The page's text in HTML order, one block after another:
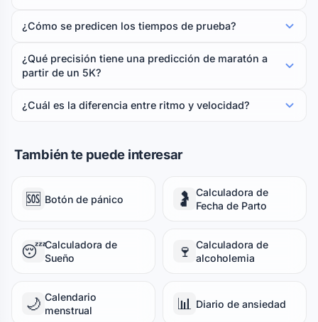
¿Cómo se predicen los tiempos de prueba?
¿Qué precisión tiene una predicción de maratón a
partir de un 5K?
¿Cuál es la diferencia entre ritmo y velocidad?
También te puede interesar
🆘 Botón de pánico 🤰 Calculadora de
Fecha de Parto
😴Calculadora de
Sueño
🍷 Calculadora de
alcoholemia
🌙 Calendario
menstrual
📊 Diario de ansiedad